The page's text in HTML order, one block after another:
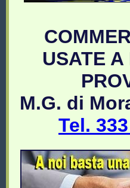
USATE A
M.G. di
Tel.